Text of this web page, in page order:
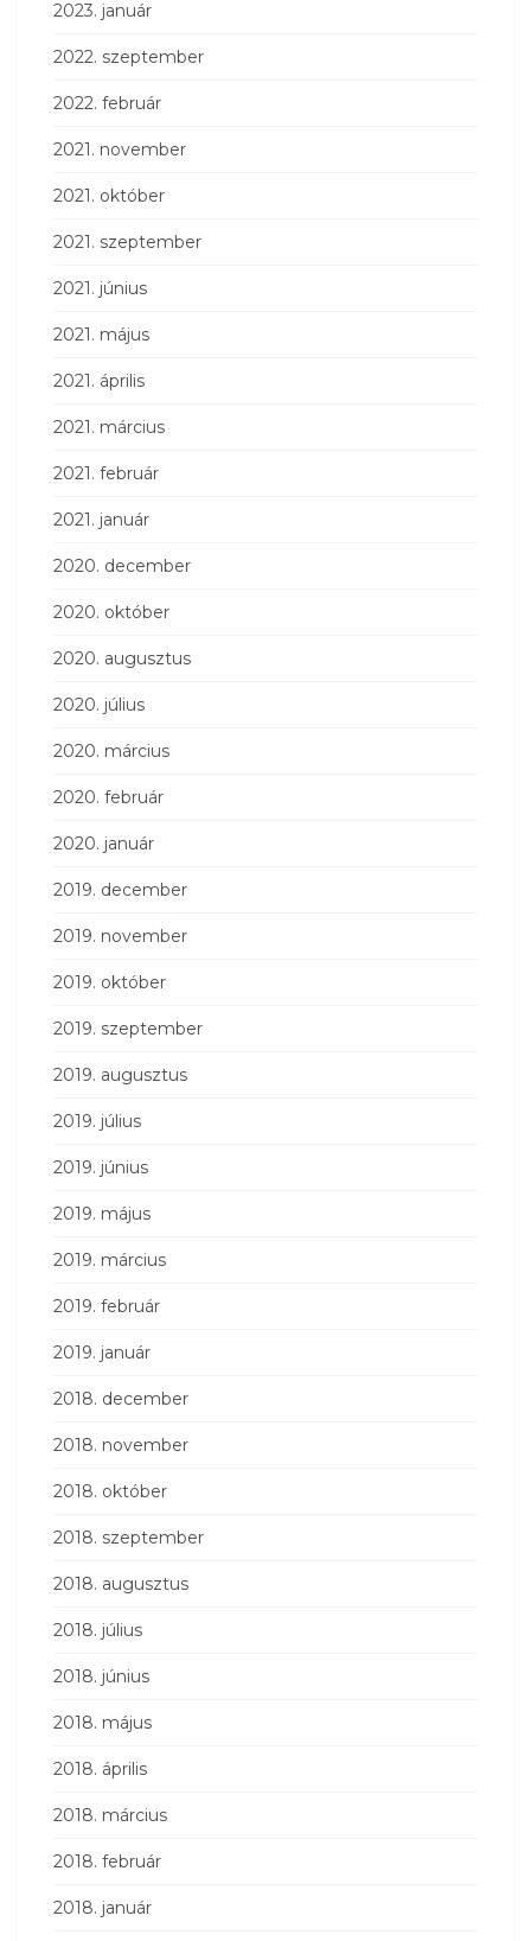
2023. január
2022. szeptember
2022. február
2021. november
2021. október
2021. szeptember
2021. június
2021. május
2021. április
2021. március
2021. február
2021. január
2020. december
2020. október
2020. augusztus
2020. július
2020. március
2020. február
2020. január
2019. december
2019. november
2019. október
2019. szeptember
2019. augusztus
2019. július
2019. június
2019. május
2019. március
2019. február
2019. január
2018. december
2018. november
2018. október
2018. szeptember
2018. augusztus
2018. július
2018. június
2018. május
2018. április
2018. március
2018. február
2018. január